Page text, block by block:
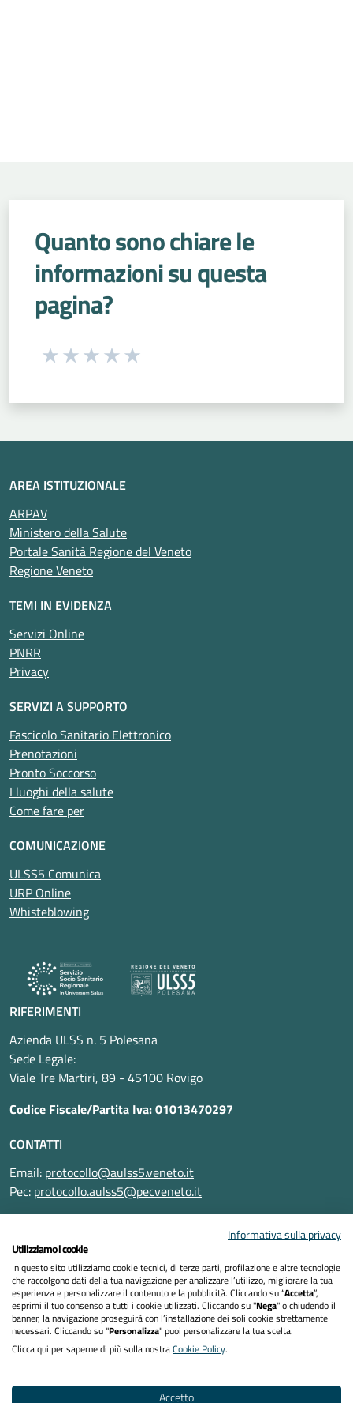
Quanto sono chiare le
informazioni su questa
pagina?
Seleziona una valutazione da 1 a 5 stelle
AREA ISTITUZIONALE
ARPAV
Ministero della Salute
Portale Sanità Regione del Veneto
Regione Veneto
TEMI IN EVIDENZA
Servizi Online
PNRR
Privacy
SERVIZI A SUPPORTO
Fascicolo Sanitario Elettronico
Prenotazioni
Pronto Soccorso
I luoghi della salute
Come fare per
COMUNICAZIONE
ULSS5 Comunica
URP Online
Whisteblowing
RIFERIMENTI
Azienda ULSS n. 5 Polesana
Sede Legale:
Viale Tre Martiri, 89 - 45100 Rovigo
Codice Fiscale/Partita Iva: 01013470297
CONTATTI
Email: protocollo@aulss5.veneto.it
Pec: protocollo.aulss5@pecveneto.it
Informativa privacy
Dichiarazione di accessibilità
Informativa sulla privacy
Utilizziamo i cookie
In questo sito utilizziamo cookie tecnici, di terze parti, profilazione e altre tecnologie
che raccolgono dati della tua navigazione per analizzare l’utilizzo, migliorare la tua
esperienza e personalizzare il contenuto e la pubblicità. Cliccando su “Accetta”,
esprimi il tuo consenso a tutti i cookie utilizzati. Cliccando su "Nega" o chiudendo il
banner, la navigazione proseguirà con l’installazione dei soli cookie strettamente
necessari. Cliccando su "Personalizza" puoi personalizzare la tua scelta.
Clicca qui per saperne di più sulla nostraCookie Policy.
Accetto